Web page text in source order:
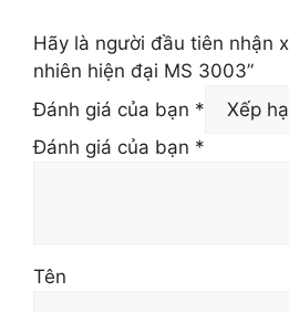
Hãy là người đầu tiên nhận
nhiên hiện đại MS 3003”
Đánh giá của bạn *
Đánh giá của bạn *
Tên